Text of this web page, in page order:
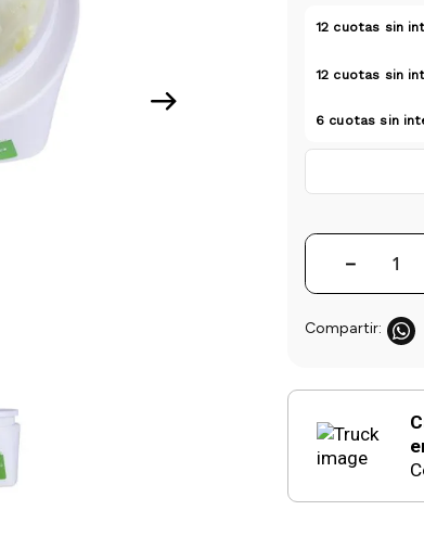
12 cuotas sin
12 cuotas sin
6 cuotas sin
－